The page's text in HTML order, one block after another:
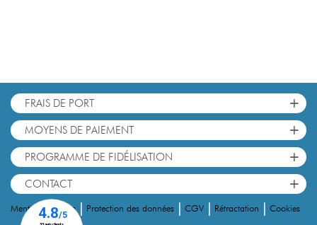
FRAIS DE PORT +
MOYENS DE PAIEMENT +
PROGRAMME DE FIDÉLISATION +
CONTACT +
Mentions Légales Protection des données CGV Rétractation Cookies